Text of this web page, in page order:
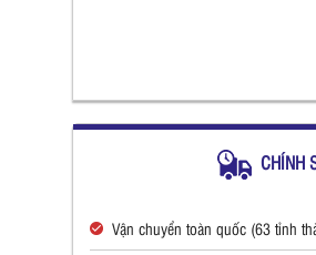
CHÍNH
Vận chuyển toàn quốc (63 tỉnh